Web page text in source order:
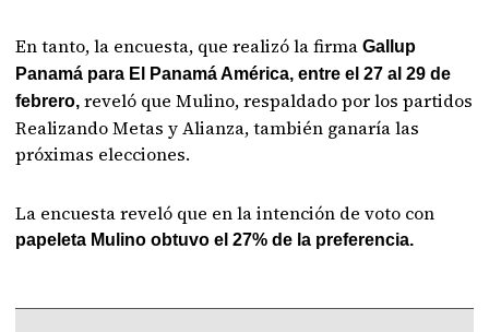
En tanto, la encuesta, que realizó la firma Gallup
Panamá para El Panamá América, entre el 27 al 29 de
febrero, reveló que Mulino, respaldado por los partidos
Realizando Metas y Alianza, también ganaría las
próximas elecciones.
La encuesta reveló que en la intención de voto con
papeleta Mulino obtuvo el 27% de la preferencia.